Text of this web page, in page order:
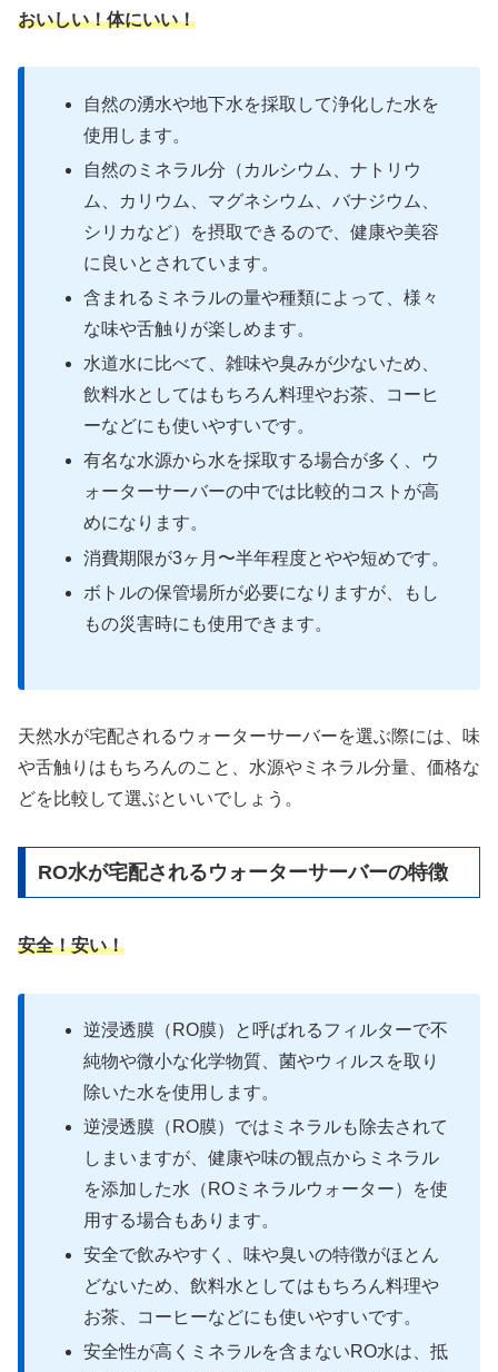
おいしい！体にいい！
自然の湧水や地下水を採取して浄化した水を
使用します。
自然のミネラル分（カルシウム、ナトリウ
ム、カリウム、マグネシウム、バナジウム、
シリカなど）を摂取できるので、健康や美容
に良いとされています。
含まれるミネラルの量や種類によって、様々
な味や舌触りが楽しめます。
水道水に比べて、雑味や臭みが少ないため、
飲料水としてはもちろん料理やお茶、コーヒ
ーなどにも使いやすいです。
有名な水源から水を採取する場合が多く、ウ
ォーターサーバーの中では比較的コストが高
めになります。
消費期限が3ヶ月〜半年程度とやや短めです。
ボトルの保管場所が必要になりますが、もし
もの災害時にも使用できます。
天然水が宅配されるウォーターサーバーを選ぶ際には、味
や舌触りはもちろんのこと、水源やミネラル分量、価格な
どを比較して選ぶといいでしょう。
RO水が宅配されるウォーターサーバーの特徴
安全！安い！
逆浸透膜（RO膜）と呼ばれるフィルターで不
純物や微小な化学物質、菌やウィルスを取り
除いた水を使用します。
逆浸透膜（RO膜）ではミネラルも除去されて
しまいますが、健康や味の観点からミネラル
を添加した水（ROミネラルウォーター）を使
用する場合もあります。
安全で飲みやすく、味や臭いの特徴がほとん
どないため、飲料水としてはもちろん料理や
お茶、コーヒーなどにも使いやすいです。
安全性が高くミネラルを含まないRO水は、抵